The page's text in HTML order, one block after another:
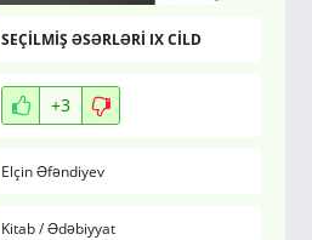
SEÇİLMİŞ ƏSƏRLƏRİ IX CİLD
+3
Elçin Əfəndiyev
Kitab/Ədəbiyyat